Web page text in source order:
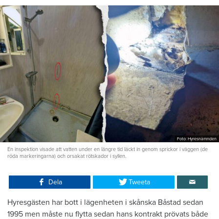
Foto: Hyresnämnden
En inspektion visade att vatten under en längre tid läckt in genom sprickor i väggen (de
röda markeringarna) och orsakat rötskador i syllen.
Dela Tweeta
Hyresgästen har bott i lägenheten i skånska Båstad sedan
1995 men måste nu flytta sedan hans kontrakt prövats både